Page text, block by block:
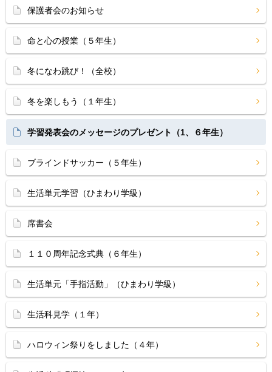
保護者会のお知らせ
命と心の授業（５年生）
冬になわ跳び！（全校）
冬を楽しもう（１年生）
学習発表会のメッセージのプレゼント（1、６年生）
ブラインドサッカー（５年生）
生活単元学習（ひまわり学級）
席書会
１１０周年記念式典（６年生）
生活単元「手指活動」（ひまわり学級）
生活科見学（１年）
ハロウィン祭りをしました（４年）